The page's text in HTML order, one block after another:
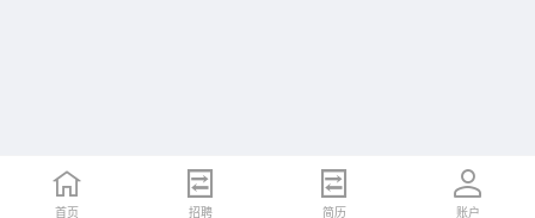
首页 招聘 简历 账户